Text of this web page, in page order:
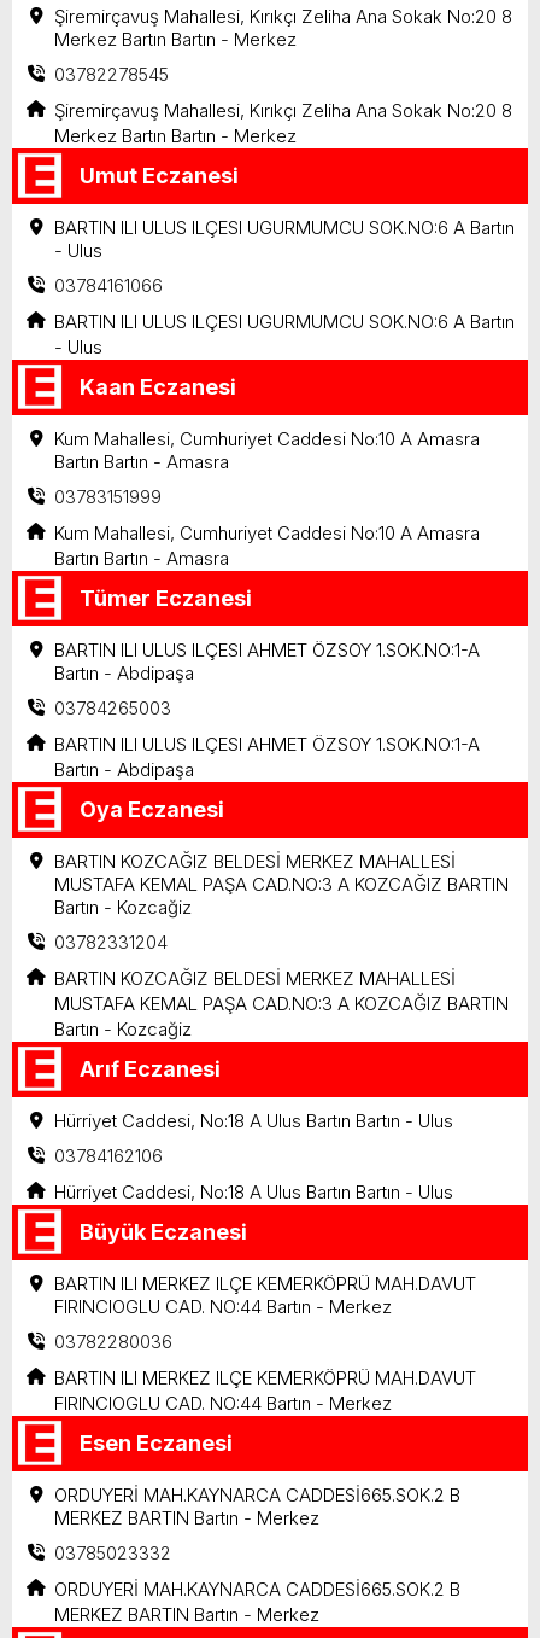
Şiremirçavuş Mahallesi, Kırıkçı Zeliha Ana Sokak No:20 8
Merkez Bartın Bartın - Merkez
03782278545
Şiremirçavuş Mahallesi, Kırıkçı Zeliha Ana Sokak No:20 8
Merkez Bartın Bartın - Merkez
Umut Eczanesi
BARTIN ILI ULUS ILÇESI UGURMUMCU SOK.NO:6 A Bartın
- Ulus
03784161066
BARTIN ILI ULUS ILÇESI UGURMUMCU SOK.NO:6 A Bartın
- Ulus
Kaan Eczanesi
Kum Mahallesi, Cumhuriyet Caddesi No:10 A Amasra
Bartın Bartın - Amasra
03783151999
Kum Mahallesi, Cumhuriyet Caddesi No:10 A Amasra
Bartın Bartın - Amasra
Tümer Eczanesi
BARTIN ILI ULUS ILÇESI AHMET ÖZSOY 1.SOK.NO:1-A
Bartın - Abdipaşa
03784265003
BARTIN ILI ULUS ILÇESI AHMET ÖZSOY 1.SOK.NO:1-A
Bartın - Abdipaşa
Oya Eczanesi
BARTIN KOZCAĞIZ BELDESİ MERKEZ MAHALLESİ
MUSTAFA KEMAL PAŞA CAD.NO:3 A KOZCAĞIZ BARTIN
Bartın - Kozcağiz
03782331204
BARTIN KOZCAĞIZ BELDESİ MERKEZ MAHALLESİ
MUSTAFA KEMAL PAŞA CAD.NO:3 A KOZCAĞIZ BARTIN
Bartın - Kozcağiz
Arıf Eczanesi
Hürriyet Caddesi, No:18 A Ulus Bartın Bartın - Ulus
03784162106
Hürriyet Caddesi, No:18 A Ulus Bartın Bartın - Ulus
Büyük Eczanesi
BARTIN ILI MERKEZ ILÇE KEMERKÖPRÜ MAH.DAVUT
FIRINCIOGLU CAD. NO:44 Bartın - Merkez
03782280036
BARTIN ILI MERKEZ ILÇE KEMERKÖPRÜ MAH.DAVUT
FIRINCIOGLU CAD. NO:44 Bartın - Merkez
Esen Eczanesi
ORDUYERİ MAH.KAYNARCA CADDESİ665.SOK.2 B
MERKEZ BARTIN Bartın - Merkez
03785023332
ORDUYERİ MAH.KAYNARCA CADDESİ665.SOK.2 B
MERKEZ BARTIN Bartın - Merkez